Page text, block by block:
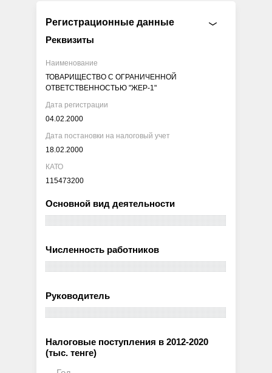
Регистрационные данные
Реквизиты
Наименование
ТОВАРИЩЕСТВО С ОГРАНИЧЕННОЙ
ОТВЕТСТВЕННОСТЬЮ "ЖЕР-1"
Дата регистрации
04.02.2000
Дата постановки на налоговый учет
18.02.2000
КАТО
115473200
Основной вид деятельности
Численность работников
Руководитель
Налоговые поступления в 2012-2020
(тыс. тенге)